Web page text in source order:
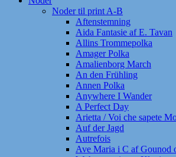
Noder til print A-B
Aftenstemning
Aida Fantasie af E. Tavan
Allins Trommepolka
Amager Polka
Amalienborg March
An den Frühling
Annen Polka
Anywhere I Wander
A Perfect Day
Arietta / Voi che sapete
Auf der Jagd
Autrefois
Ave Maria i C af Gounod